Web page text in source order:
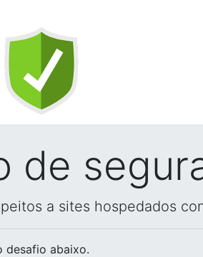
de
a sites hospedados
desafio abaixo.